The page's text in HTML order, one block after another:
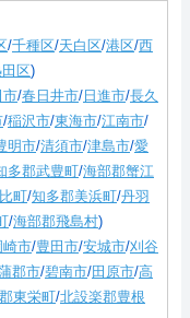
/千種区/天白区/港区/西
区)
市/春日井市/ 日進市/長久
/稲沢市/東海市/江南市/
明市/清須市/津島市/愛
多郡武豊町/海部郡蟹江
町/知多郡美浜町/丹羽
/海部郡飛島村)
崎市/豊田市/安城市/刈谷
郡市/碧南市/田原市/高
東栄町/北設楽郡豊根